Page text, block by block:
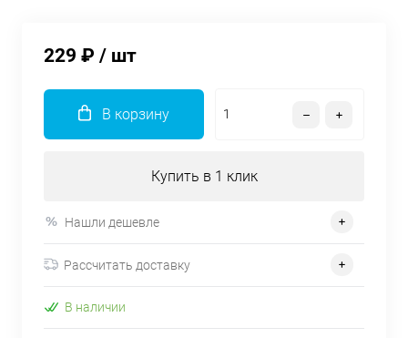
229 ₽ / шт
В корзину
Купить в 1 клик
Нашли дешевле
Рассчитать доставку
В наличии